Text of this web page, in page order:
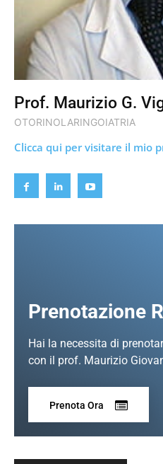
Prof. Maurizio G.
OTORINOLARINGOIATRIA
Clicca qui per visitare il mio
Prenotazione
Hai la necessita di
con il prof. Maurizio
Prenota Ora